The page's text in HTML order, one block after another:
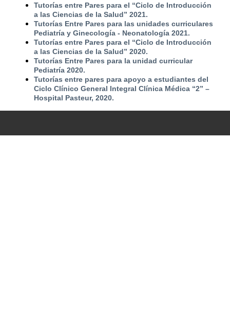
Tutorías entre Pares para el “Ciclo de Introducción
a las Ciencias de la Salud” 2021.
Tutorías Entre Pares para las unidades curriculares
Pediatría y Ginecología - Neonatología 2021.
Tutorías entre Pares para el “Ciclo de Introducción
a las Ciencias de la Salud” 2020.
Tutorías Entre Pares para la unidad curricular
Pediatría 2020.
Tutorías entre pares para apoyo a estudiantes del
Ciclo Clínico General Integral Clínica Médica “2” –
Hospital Pasteur, 2020.